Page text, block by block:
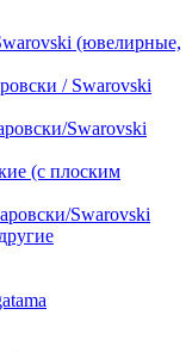
(ювелирные,
/ Swarovski
Swarovski
(с плоским
Swarovski